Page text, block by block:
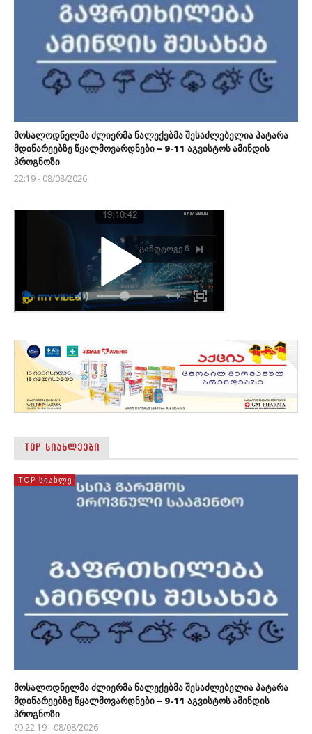
მოსალოდნელმა ძლიერმა ნალექებმა შესაძლებელია პატარა
მდინარეებზე წყალმოვარდნები – 9-11 აგვისტოს ამინდის
პროგნოზი
22:19 - 08/08/2026
TOP ᲡᲘᲐᲮᲚᲔᲔᲑᲘ
TOP ᲡᲘᲐᲮᲚᲔ
მოსალოდნელმა ძლიერმა ნალექებმა შესაძლებელია პატარა
მდინარეებზე წყალმოვარდნები – 9-11 აგვისტოს ამინდის
პროგნოზი
22:19 - 08/08/2026